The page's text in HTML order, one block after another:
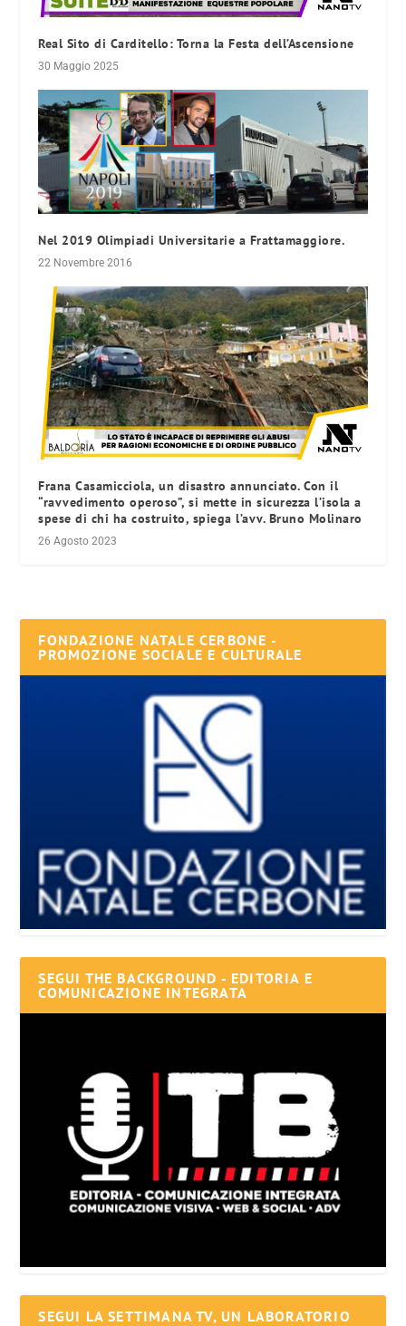
Real Sito di Carditello: Torna la Festa dell’Ascensione
30 Maggio 2025
Nel 2019 Olimpiadi Universitarie a Frattamaggiore.
22 Novembre 2016
Frana Casamicciola, un disastro annunciato. Con il
“ravvedimento operoso”, si mette in sicurezza l’isola a
spese di chi ha costruito, spiega l’avv. Bruno Molinaro
26 Agosto 2023
FONDAZIONE NATALE CERBONE -
PROMOZIONE SOCIALE E CULTURALE
SEGUI THE BACKGROUND - EDITORIA E
COMUNICAZIONE INTEGRATA
SEGUI LA SETTIMANA TV, UN LABORATORIO